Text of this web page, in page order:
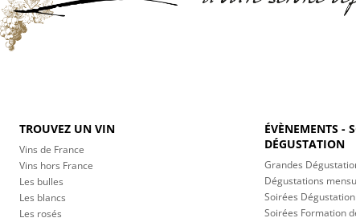
TROUVEZ UN VIN
Vins de France
Vins hors France
Les bulles
Les blancs
Les rosés
ÉVÈNEMENTS -
DÉGUSTATION
Grandes
Dégustations
Soirées Dégustation
Soirées Formation